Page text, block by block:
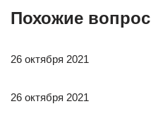
Похожие
26 октября 2021
26 октября 2021